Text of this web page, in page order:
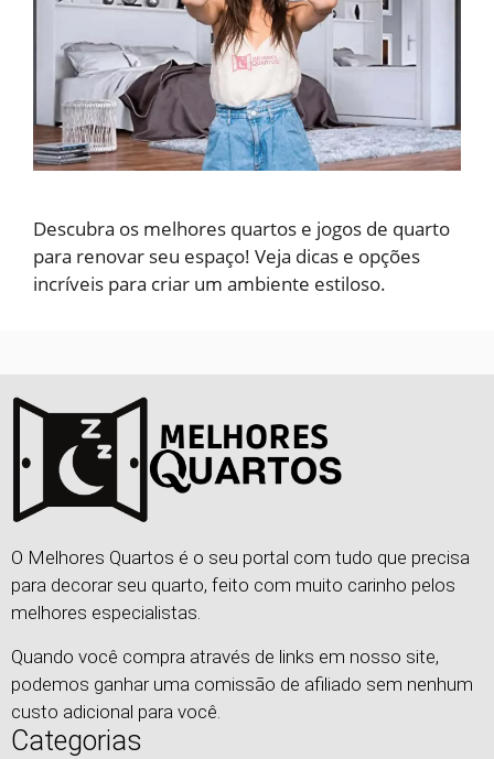
Descubra os melhores quartos e jogos de quarto
para renovar seu espaço! Veja dicas e opções
incríveis para criar um ambiente estiloso.
O Melhores Quartos é o seu portal com tudo que precisa
para decorar seu quarto, feito com muito carinho pelos
melhores especialistas.
Quando você compra através de links em nosso site,
podemos ganhar uma comissão de afiliado sem nenhum
custo adicional para você.
Categorias